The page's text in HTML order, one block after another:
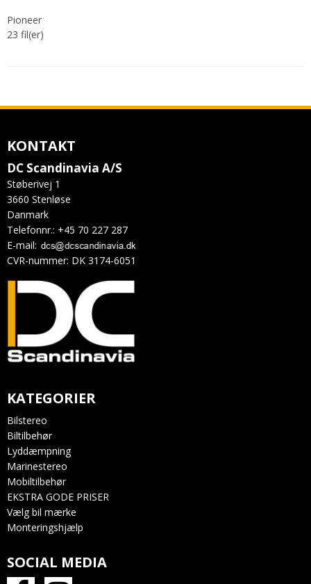
Pioneer
23 fil(er)
KONTAKT
DC Scandinavia A/S
Støberivej 1
3660 Stenløse
Danmark
Telefonnr.: +45 70 227 287
E-mail:
CVR-nummer: DK 3174-6051
KATEGORIER
Bilstereo
Biltilbehør
Lyddæmpning
Marinestereo
Mobiltilbehør
EKSTRA GODE PRISER
Vælg bil mærke
Monteringshjælp
SOCIAL MEDIA